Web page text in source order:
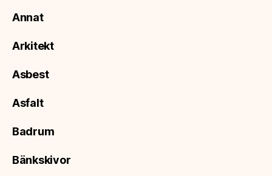
Annat
Arkitekt
Asbest
Asfalt
Badrum
Bänkskivor